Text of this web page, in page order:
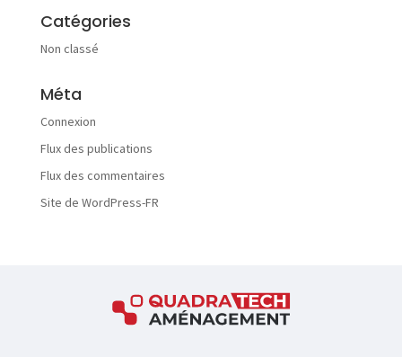
i
t
é
F
A
Catégories
Non classé
Méta
Connexion
Flux des publications
Flux des commentaires
Site de WordPress-FR